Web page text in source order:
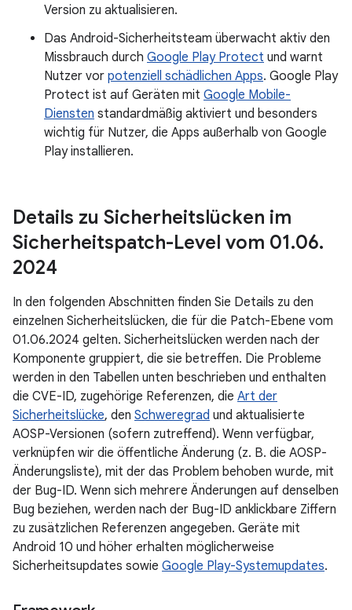
Version zu aktualisieren.
Das Android-Sicherheitsteam überwacht aktiv den
Missbrauch durch Google Play Protect und warnt
Nutzer vor potenziell schädlichen Apps. Google Play
Protect ist auf Geräten mit Google Mobile-
Diensten standardmäßig aktiviert und besonders
wichtig für Nutzer, die Apps außerhalb von Google
Play installieren.
Details zu Sicherheitslücken im
Sicherheitspatch-Level vom 01.06.
2024
In den folgenden Abschnitten finden Sie Details zu den
einzelnen Sicherheitslücken, die für die Patch-Ebene vom
01.06.2024 gelten. Sicherheitslücken werden nach der
Komponente gruppiert, die sie betreffen. Die Probleme
werden in den Tabellen unten beschrieben und enthalten
die CVE-ID, zugehörige Referenzen, die Art der
Sicherheitslücke, den Schweregrad und aktualisierte
AOSP-Versionen (sofern zutreffend). Wenn verfügbar,
verknüpfen wir die öffentliche Änderung (z. B. die AOSP-
Änderungsliste), mit der das Problem behoben wurde, mit
der Bug-ID. Wenn sich mehrere Änderungen auf denselben
Bug beziehen, werden nach der Bug-ID anklickbare Ziffern
zu zusätzlichen Referenzen angegeben. Geräte mit
Android 10 und höher erhalten möglicherweise
Sicherheitsupdates sowie Google Play-Systemupdates.